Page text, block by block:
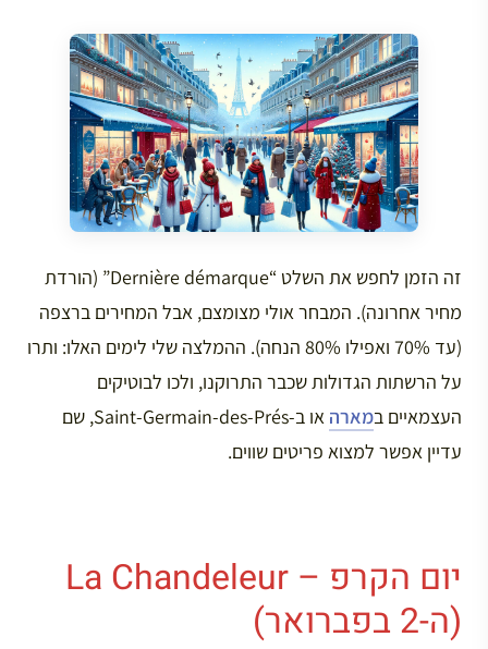
זה הזמן לחפש את השלט “Dernière démarque” (הורדת
מחיר אחרונה). המבחר אולי מצומצם, אבל המחירים ברצפה
(עד 70% ואפילו 80% הנחה). ההמלצה שלי לימים האלו: ותרו
על הרשתות הגדולות שכבר התרוקנו, ולכו לבוטיקים
העצמאיים במארה
או ב-Saint-Germain-des-Prés, שם
עדיין אפשר למצוא פריטים שווים.
יום הקרפ – La Chandeleur
(ה-2 בפברואר)